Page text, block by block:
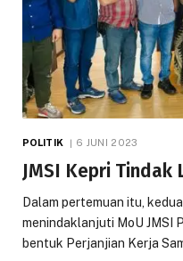
POLITIK 6 JUNI 2023
JMSI Kepri Tindak
Dalam pertemuan itu,
menindaklanjuti MoU JMSI
bentuk Perjanjian Kerja